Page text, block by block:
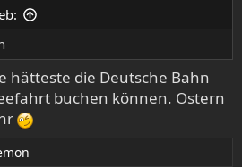
hätteste die Deutsche Bahn
buchen können. Ostern